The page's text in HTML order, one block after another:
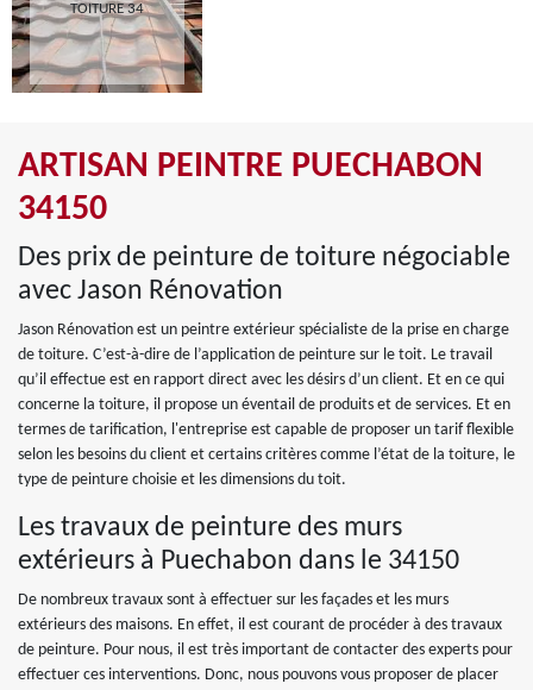
TOITURE 34
ARTISAN PEINTRE PUECHABON
34150
Des prix de peinture de toiture négociable
avec Jason Rénovation
Jason Rénovation est un peintre extérieur spécialiste de la prise en charge
de toiture. C’est-à-dire de l’application de peinture sur le toit. Le travail
qu’il effectue est en rapport direct avec les désirs d’un client. Et en ce qui
concerne la toiture, il propose un éventail de produits et de services. Et en
termes de tarification, l'entreprise est capable de proposer un tarif flexible
selon les besoins du client et certains critères comme l’état de la toiture, le
type de peinture choisie et les dimensions du toit.
Les travaux de peinture des murs
extérieurs à Puechabon dans le 34150
De nombreux travaux sont à effectuer sur les façades et les murs
extérieurs des maisons. En effet, il est courant de procéder à des travaux
de peinture. Pour nous, il est très important de contacter des experts pour
effectuer ces interventions. Donc, nous pouvons vous proposer de placer